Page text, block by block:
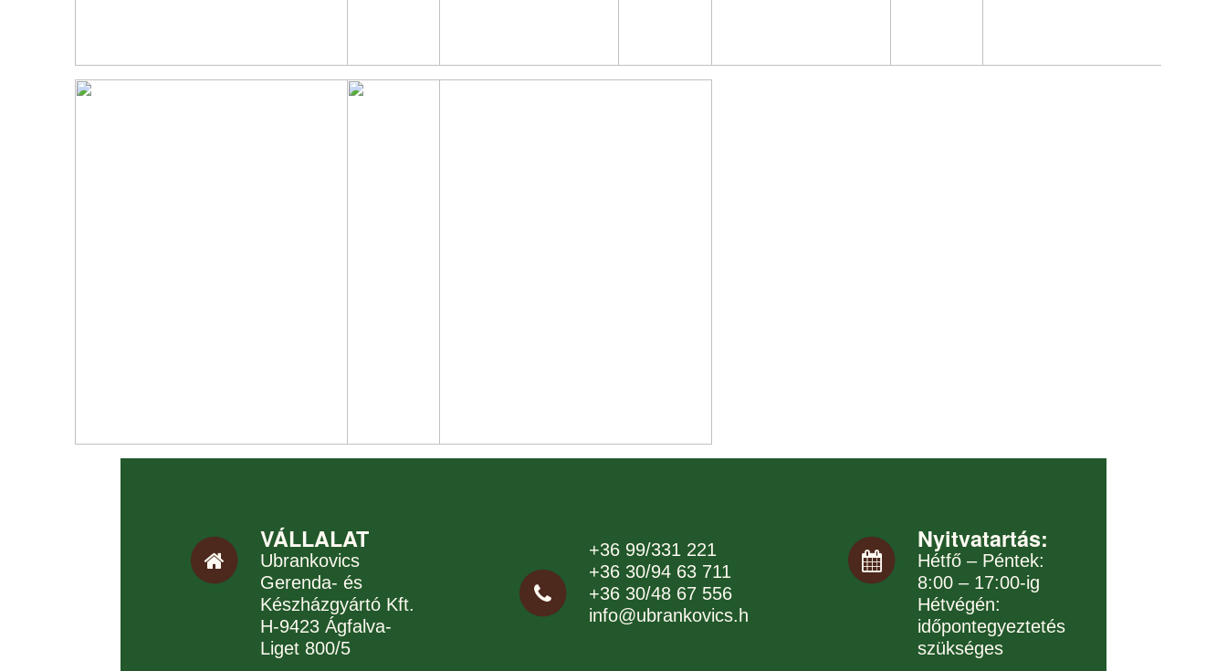
VÁLLALAT
Ubrankovics
Gerenda- és
Készházgyártó Kft.
H-9423 Ágfalva-
Liget 800/5
+36 99/331 221
+36 30/94 63 711
+36 30/48 67 556
info@ubrankovics.hu
Nyitvatartás:
Hétfő – Péntek:
8:00 – 17:00-ig
Hétvégén:
időpontegyeztetés
szükséges